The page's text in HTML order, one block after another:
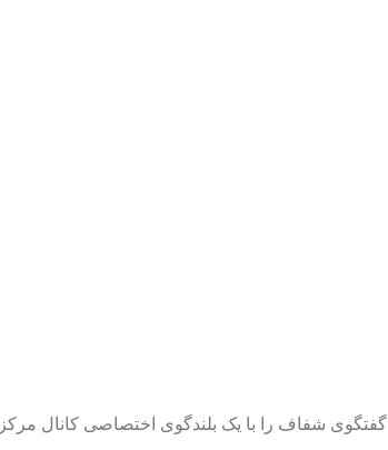
گفتگوی شفاف را با یک بلندگوی اختصاصی کانال